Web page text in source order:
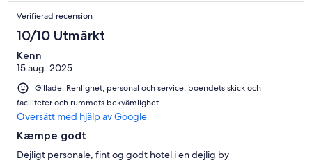
Verifierad recension
10/10 Utmärkt
Kenn
15 aug. 2025
Gillade: Renlighet, personal och service, boendets skick och
faciliteter och rummets bekvämlighet
Översätt med hjälp av Google
Kæmpe godt
Dejligt personale, fint og godt hotel i en dejlig by